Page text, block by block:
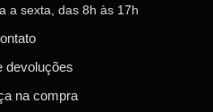
a sexta, das 8h às 17h
devoluções
na compra